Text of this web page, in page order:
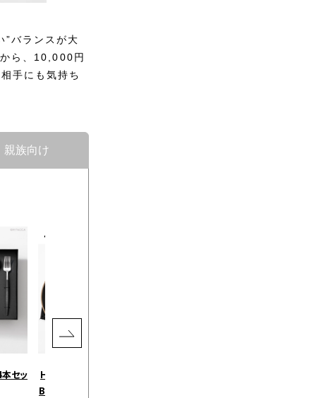
”バランスが大
ら、10,000円
手にも気持ち
親族向け
セッ
HASAMI PLATE SELECTION
BOX / ブラック［ハサミポーセリ